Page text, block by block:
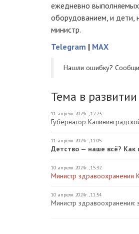
ежедневно
оборудованием, и дети,
министр.
Telegram | MAX
Нашли ошибку?
Тема в развитии
11 апреля 2024г., 12:23
Губернатор
11 апреля 2024г., 11:05
Детство — наше всё? Как
10 апреля 2024г., 15:32
Министр здравоохранения
10 апреля 2024г., 11:54
Министр здравоохранения: